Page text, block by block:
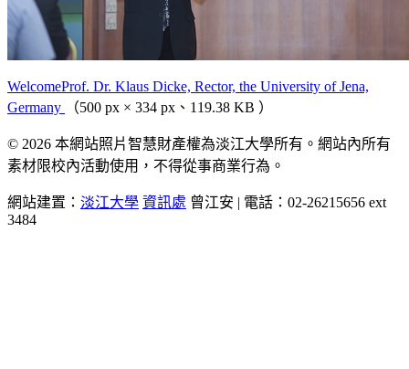
WelcomeProf. Dr. Klaus Dicke, Rector, the University of Jena,
Germany
（500 px × 334 px、119.38 KB ）
© 2026 本網站照片智慧財產權為淡江大學所有。網站內所有
素材限校內活動使用，不得從事商業行為。
網站建置： 淡江大學 資訊處 曾江安 | 電話：02-26215656 ext
3484